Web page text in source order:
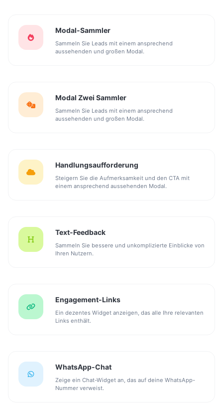
Modal-Sammler
Sammeln Sie Leads mit einem ansprechend
aussehenden und großen Modal.
Modal Zwei Sammler
Sammeln Sie Leads mit einem ansprechend
aussehenden und großen Modal.
Handlungsaufforderung
Steigern Sie die Aufmerksamkeit und den CTA mit
einem ansprechend aussehenden Modal.
Text-Feedback
Sammeln Sie bessere und unkomplizierte Einblicke von
Ihren Nutzern.
Engagement-Links
Ein dezentes Widget anzeigen, das alle Ihre relevanten
Links enthält.
WhatsApp-Chat
Zeige ein Chat-Widget an, das auf deine WhatsApp-
Nummer verweist.